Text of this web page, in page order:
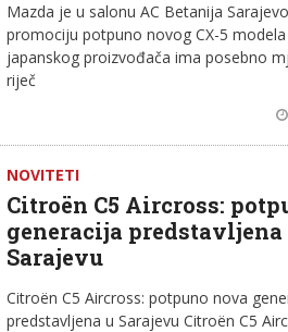
Mazda je u salonu AC Betanija
promociju potpuno novog CX-5
japanskog proizvođača ima posebno
riječ
NOVITETI
Citroën C5 Aircross:
generacija predstavljena
Sarajevu
Citroën C5 Aircross: potpuno nova
predstavljena u Sarajevu Citroën C5